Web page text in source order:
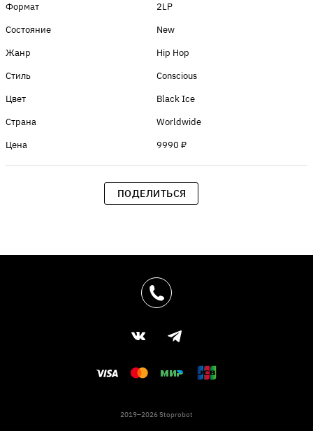
Формат
2LP
Состояние
New
Жанр
Hip Hop
Стиль
Conscious
Цвет
Black Ice
Страна
Worldwide
Цена
9990 ₽
ПОДЕЛИТЬСЯ
2019–2026 Stoprobot